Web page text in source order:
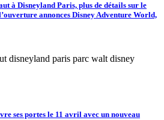
à Disneyland Paris, plus de détails sur le
annonces Disney Adventure World,
ses portes le 11 avril avec un nouveau